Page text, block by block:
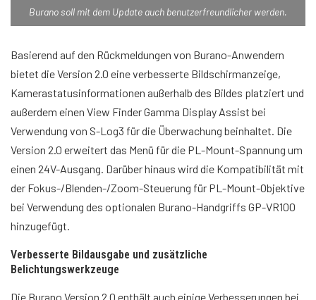
Burano soll mit dem Update auch benutzerfreundlicher werden.
Basierend auf den Rückmeldungen von Burano-Anwendern
bietet die Version 2.0 eine verbesserte Bildschirmanzeige,
Kamerastatusinformationen außerhalb des Bildes platziert und
außerdem einen View Finder Gamma Display Assist bei
Verwendung von S-Log3 für die Überwachung beinhaltet. Die
Version 2.0 erweitert das Menü für die PL-Mount-Spannung um
einen 24V-Ausgang. Darüber hinaus wird die Kompatibilität mit
der Fokus-/Blenden-/Zoom-Steuerung für PL-Mount-Objektive
bei Verwendung des optionalen Burano-Handgriffs GP-VR100
hinzugefügt.
Verbesserte Bildausgabe und zusätzliche
Belichtungswerkzeuge
Die Burano Version 2.0 enthält auch einige Verbesserungen bei